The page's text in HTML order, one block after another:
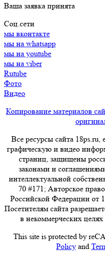
Ваша заявка принята
Соц.сети
мы вконтакте
мы на whatsapp
мы на youtube
мы на viber
Rutube
Фото
Видео
Копирование материалов
Все ресурсы сайта 18ps.ru,
графическую и видео
страниц, защищены
законами и
интеллектуальной
70 #171; Авторское
Российской Федерации от
Посетителям сайта
в некоммерческих
This site is protected by
Policy and